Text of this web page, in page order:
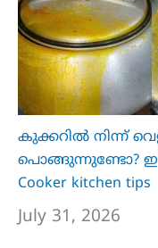
കുക്കറിൽ നിന്ന്
പൊങ്ങുന്നുണ്ടോ? ഈ
Cooker kitchen tips
July 31, 2026